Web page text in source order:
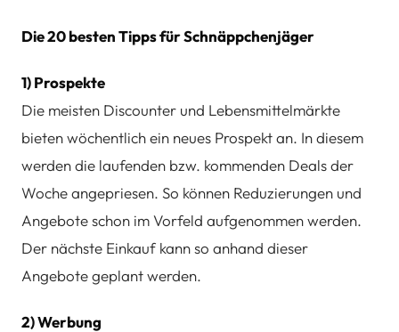
Die 20 besten Tipps für Schnäppchenjäger
1) Prospekte
Die meisten Discounter und Lebensmittelmärkte
bieten wöchentlich ein neues Prospekt an. In diesem
werden die laufenden bzw. kommenden Deals der
Woche angepriesen. So können Reduzierungen und
Angebote schon im Vorfeld aufgenommen werden.
Der nächste Einkauf kann so anhand dieser
Angebote geplant werden.
2) Werbung